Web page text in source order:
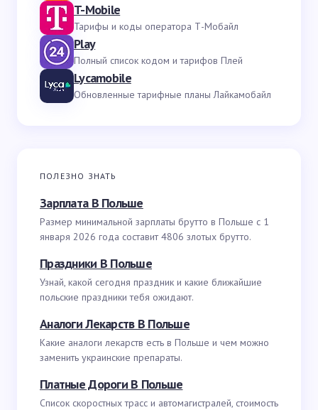
T-Mobile
Тарифы и коды оператора Т-Мобайл
Play
Полный список кодом и тарифов Плей
Lycamobile
Обновленные тарифные планы Лайкамобайл
ПОЛЕЗНО ЗНАТЬ
Зарплата В Польше
Размер минимальной зарплаты брутто в Польше с 1
января 2026 года составит 4806 злотых брутто.
Праздники В Польше
Узнай, какой сегодня праздник и какие ближайшие
польские праздники тебя ожидают.
Аналоги Лекарств В Польше
Какие аналоги лекарств есть в Польше и чем можно
заменить украинские препараты.
Платные Дороги В Польше
Список скоростных трасс и автомагистралей, стоимость